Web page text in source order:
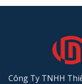
Công Ty TNHH